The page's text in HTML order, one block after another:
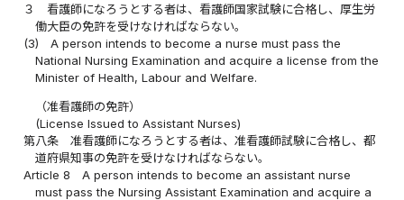
３
看護師になろうとする者は、看護師国家試験に合格し、厚生労
働大臣の免許を受けなければならない。
(3)
A person intends to become a nurse must pass the
National Nursing Examination and acquire a license from the
Minister of Health, Labour and Welfare.
（准看護師の免許）
(License Issued to Assistant Nurses)
第八条
准看護師になろうとする者は、准看護師試験に合格し、都
道府県知事の免許を受けなければならない。
Article 8
A person intends to become an assistant nurse
must pass the Nursing Assistant Examination and acquire a